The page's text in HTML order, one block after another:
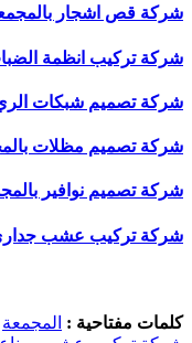
شركة قص اشجار
شركة تركيب انظمة
شركة تصميم شبكات
شركة تصميم مظلات
شركة تصميم نوافير
شركة تركيب عشب
كلمات مفتاحية : المجمعة